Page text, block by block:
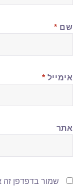
שם *
אימייל *
אתר
שמור בדפדפן